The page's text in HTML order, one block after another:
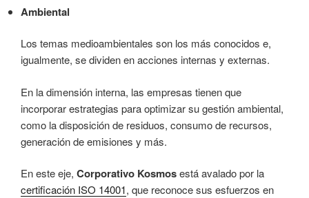
Ambiental
Los temas medioambientales son los más conocidos e,
igualmente, se dividen en acciones internas y externas.
En la dimensión interna, las empresas tienen que
incorporar estrategias para optimizar su gestión ambiental,
como la disposición de residuos, consumo de recursos,
generación de emisiones y más.
En este eje, Corporativo Kosmosestá avalado por la
certificación ISO 14001, que reconoce sus esfuerzos en